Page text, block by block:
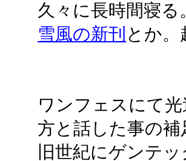
久々に長時間寝
雪風の新刊 とか
ワンフェスにて
方と話した事の補
旧世紀にゲンテ